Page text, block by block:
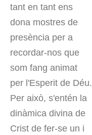
tant en tant ens
dona mostres de
presència per a
recordar-nos que
som fang animat
per l'Esperit de Déu.
Per això, s'entén la
dinàmica divina de
Crist de fer-se un i